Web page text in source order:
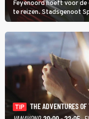
Feyenoord hoeft voor
te reizen. Stadsgenoot
verderop. Feyenoord
KVC Westerlo uit België.
TIP
THE ADVENTURES